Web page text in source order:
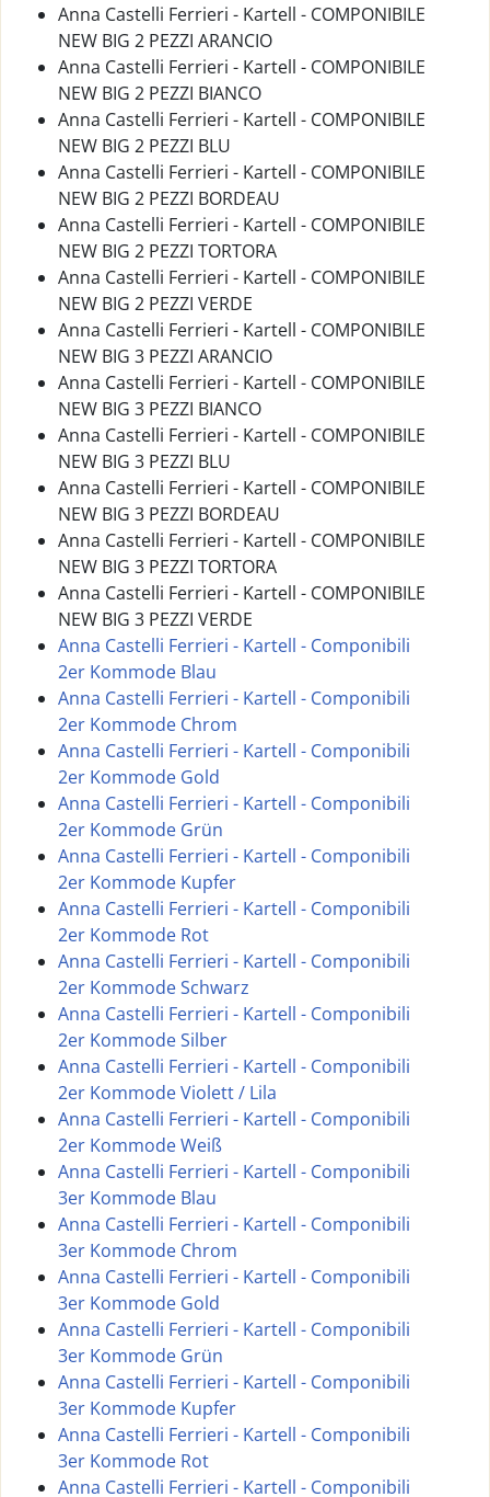
Anna Castelli Ferrieri - Kartell - COMPONIBILE
NEW BIG 2 PEZZI ARANCIO
Anna Castelli Ferrieri - Kartell - COMPONIBILE
NEW BIG 2 PEZZI BIANCO
Anna Castelli Ferrieri - Kartell - COMPONIBILE
NEW BIG 2 PEZZI BLU
Anna Castelli Ferrieri - Kartell - COMPONIBILE
NEW BIG 2 PEZZI BORDEAU
Anna Castelli Ferrieri - Kartell - COMPONIBILE
NEW BIG 2 PEZZI TORTORA
Anna Castelli Ferrieri - Kartell - COMPONIBILE
NEW BIG 2 PEZZI VERDE
Anna Castelli Ferrieri - Kartell - COMPONIBILE
NEW BIG 3 PEZZI ARANCIO
Anna Castelli Ferrieri - Kartell - COMPONIBILE
NEW BIG 3 PEZZI BIANCO
Anna Castelli Ferrieri - Kartell - COMPONIBILE
NEW BIG 3 PEZZI BLU
Anna Castelli Ferrieri - Kartell - COMPONIBILE
NEW BIG 3 PEZZI BORDEAU
Anna Castelli Ferrieri - Kartell - COMPONIBILE
NEW BIG 3 PEZZI TORTORA
Anna Castelli Ferrieri - Kartell - COMPONIBILE
NEW BIG 3 PEZZI VERDE
Anna Castelli Ferrieri - Kartell - Componibili
2er Kommode Blau
Anna Castelli Ferrieri - Kartell - Componibili
2er Kommode Chrom
Anna Castelli Ferrieri - Kartell - Componibili
2er Kommode Gold
Anna Castelli Ferrieri - Kartell - Componibili
2er Kommode Grün
Anna Castelli Ferrieri - Kartell - Componibili
2er Kommode Kupfer
Anna Castelli Ferrieri - Kartell - Componibili
2er Kommode Rot
Anna Castelli Ferrieri - Kartell - Componibili
2er Kommode Schwarz
Anna Castelli Ferrieri - Kartell - Componibili
2er Kommode Silber
Anna Castelli Ferrieri - Kartell - Componibili
2er Kommode Violett / Lila
Anna Castelli Ferrieri - Kartell - Componibili
2er Kommode Weiß
Anna Castelli Ferrieri - Kartell - Componibili
3er Kommode Blau
Anna Castelli Ferrieri - Kartell - Componibili
3er Kommode Chrom
Anna Castelli Ferrieri - Kartell - Componibili
3er Kommode Gold
Anna Castelli Ferrieri - Kartell - Componibili
3er Kommode Grün
Anna Castelli Ferrieri - Kartell - Componibili
3er Kommode Kupfer
Anna Castelli Ferrieri - Kartell - Componibili
3er Kommode Rot
Anna Castelli Ferrieri - Kartell - Componibili